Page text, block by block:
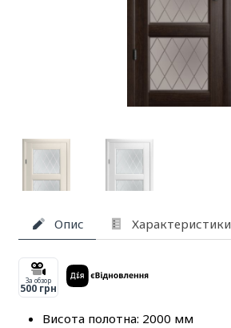
Опис Характеристики
За обзор
500 грн
Висота полотна: 2000 мм